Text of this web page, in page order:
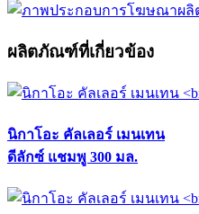
ผลิตภัณฑ์ที่เกี่ยวข้อง
นิกาโอะ คัลเลอร์ เมนเทน
ดีลักซ์ แชมพู 300 มล.